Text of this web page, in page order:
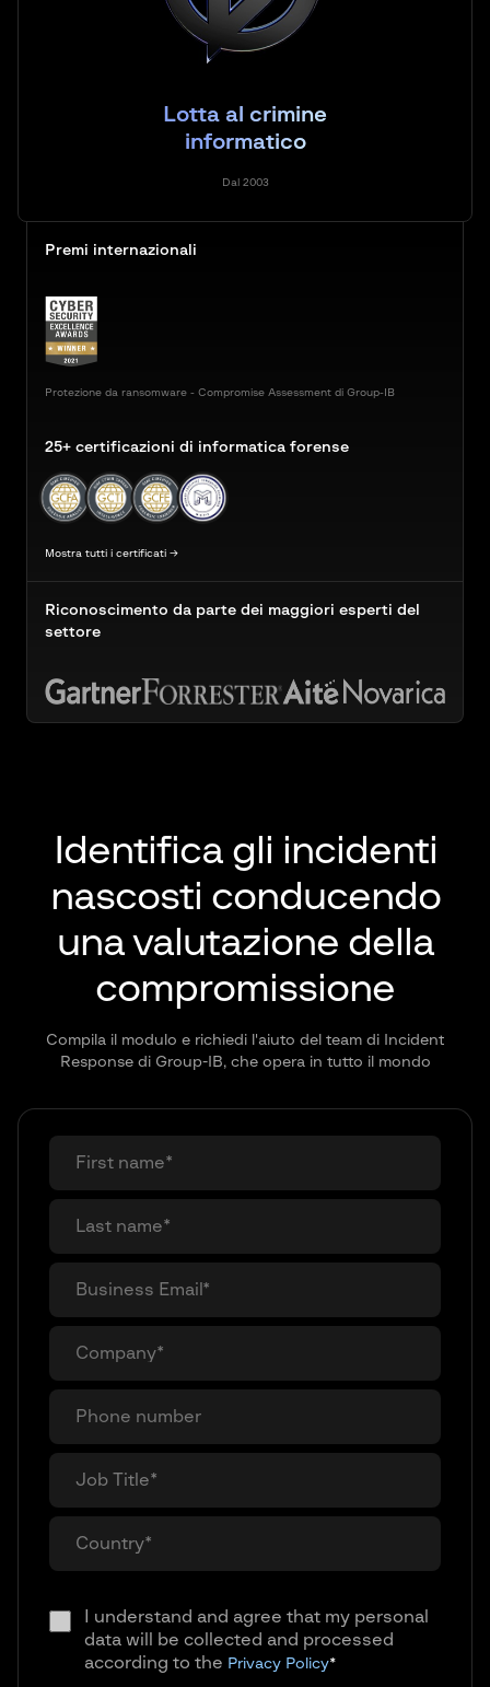
Lotta al crimine
informatico
Dal 2003
Premi internazionali
Protezione da ransomware - Compromise Assessment di Group-IB
25+ certificazioni di informatica forense
Mostra tutti i certificati →
Riconoscimento da parte dei maggiori esperti del
settore
Identifica gli incidenti
nascosti conducendo
una valutazione della
compromissione
Compila il modulo e richiedi l'aiuto del team di Incident
Response di Group-IB, che opera in tutto il mondo
I understand and agree that my personal
data will be collected and processed
according to the Privacy Policy*